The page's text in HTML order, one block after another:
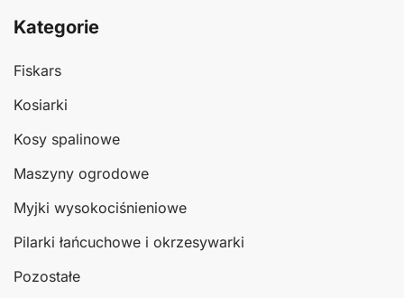
Kategorie
Fiskars
Kosiarki
Kosy spalinowe
Maszyny ogrodowe
Myjki wysokociśnieniowe
Pilarki łańcuchowe i okrzesywarki
Pozostałe